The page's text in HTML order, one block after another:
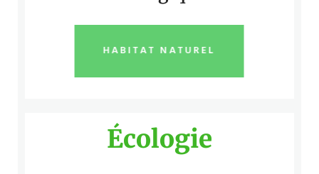
HABITAT NATUREL
Écologie